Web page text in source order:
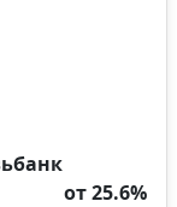
от 25.6%